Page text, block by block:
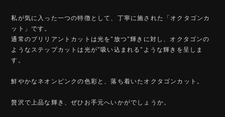
私が気に入った一つの特徴として、丁寧に施された「オクタゴンカ
ット」です。
通常のブリリアントカットは光を"放つ"輝きに対し、オクタゴンの
ようなステップカットは光が"吸い込まれる"ような輝きを呈しま
す。
鮮やかなネオンピンクの色彩と、落ち着いたオクタゴンカット。
贅沢で上品な輝き、ぜひお手元へいかがでしょうか。